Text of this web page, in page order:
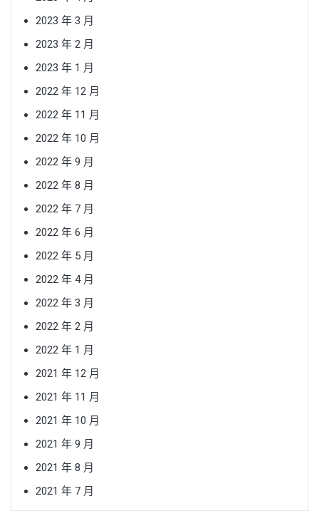
2023 年 3 月
2023 年 2 月
2023 年 1 月
2022 年 12 月
2022 年 11 月
2022 年 10 月
2022 年 9 月
2022 年 8 月
2022 年 7 月
2022 年 6 月
2022 年 5 月
2022 年 4 月
2022 年 3 月
2022 年 2 月
2022 年 1 月
2021 年 12 月
2021 年 11 月
2021 年 10 月
2021 年 9 月
2021 年 8 月
2021 年 7 月